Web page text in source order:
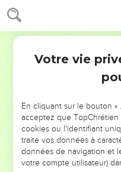
Matthieu 1
18 Voici de quelle manière
Christ. Marie, sa mère,
aient habité ensemble,
Saint-Esprit.
Joseph, son fiancé, qui
secrètement avec elle.
Comme il y pensait, un
un rêve et dit : « Joseph,
peur de prendre Marie
Votre vie
En cliquant sur le bouton
acceptez que TopChrétien
cookies ou l'identifiant
traite vos données à
données de navigation et
votre compte utilisateur)